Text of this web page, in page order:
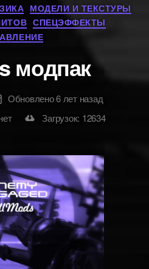
МОДЕЛИ И ТЕКСТУРЫ
СПЕЦЭФФЕКТЫ
модпак
Обновлено 6 лет назад
Загрузок: 12634